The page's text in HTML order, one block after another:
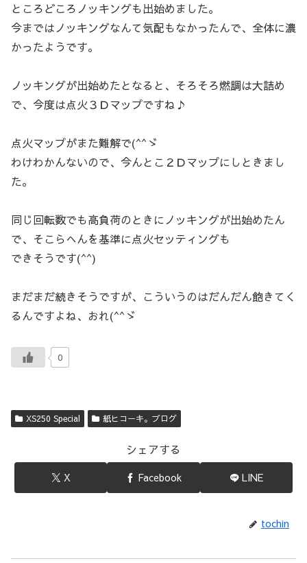
ところどころノッキングも出始めました。
今まではノッキングなんて気配もなかったんで、全体に濃
かったようです。
ノッキングが出始めたとなると、そろそろ燃調は大詰め
で、今度は点火３Ｄマップですね♪
点火マップがまた難解で(^^ゞ
わけわかんないので、今んとこ２Ｄマップにしときまし
た。
同じ回転数でも高負荷のときにノッキングが出始めたん
で、そこらへんを基準に点火セッティングも
できそうです(^^)
まだまだ続きそうですが、こういうのはだんだん飽きてく
るんですよね、おれ(^^ゞ
0
XS250 Special 紙ヒコーキ。ブログ
シェアする
X Facebook LINE
tochin